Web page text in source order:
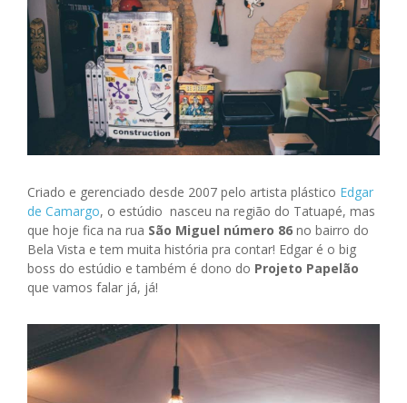
Criado e gerenciado desde 2007 pelo artista plástico Edgar
de Camargo, o estúdio nasceu na região do Tatuapé, mas
que hoje fica na rua São Miguel número 86 no bairro do
Bela Vista e tem muita história pra contar! Edgar é o big
boss do estúdio e também é dono do Projeto Papelão
que vamos falar já, já!